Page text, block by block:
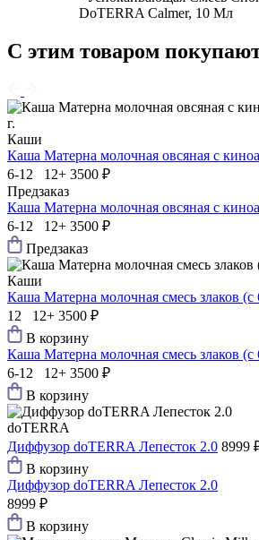
DoTERRA Calmer, 10 Мл
С этим товаром
Каши
Каша Матерна молочная овсяная с
6-12 12+ 3500 ₽
Предзаказ
Каша Матерна молочная овсяная с
6-12 12+ 3500 ₽
Предзаказ
Каши
Каша Матерна молочная смесь злаков (с
12 12+ 3500 ₽
В корзину
Каша Матерна молочная смесь злаков (с
6-12 12+ 3500 ₽
В корзину
doTERRA
Диффузор doTERRA Лепесток 2.0 8999
В корзину
Диффузор doTERRA Лепесток 2.0
8999 ₽
В корзину